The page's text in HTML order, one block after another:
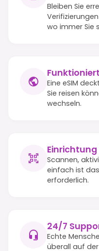
Bleiben Sie
wo immer Sie
Eine eSIM
Sie reisen
wechseln.
Scannen,
einfach ist
erforderlich.
24/7
Echte
überall auf